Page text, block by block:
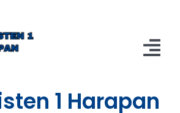
Home
1 Harapan